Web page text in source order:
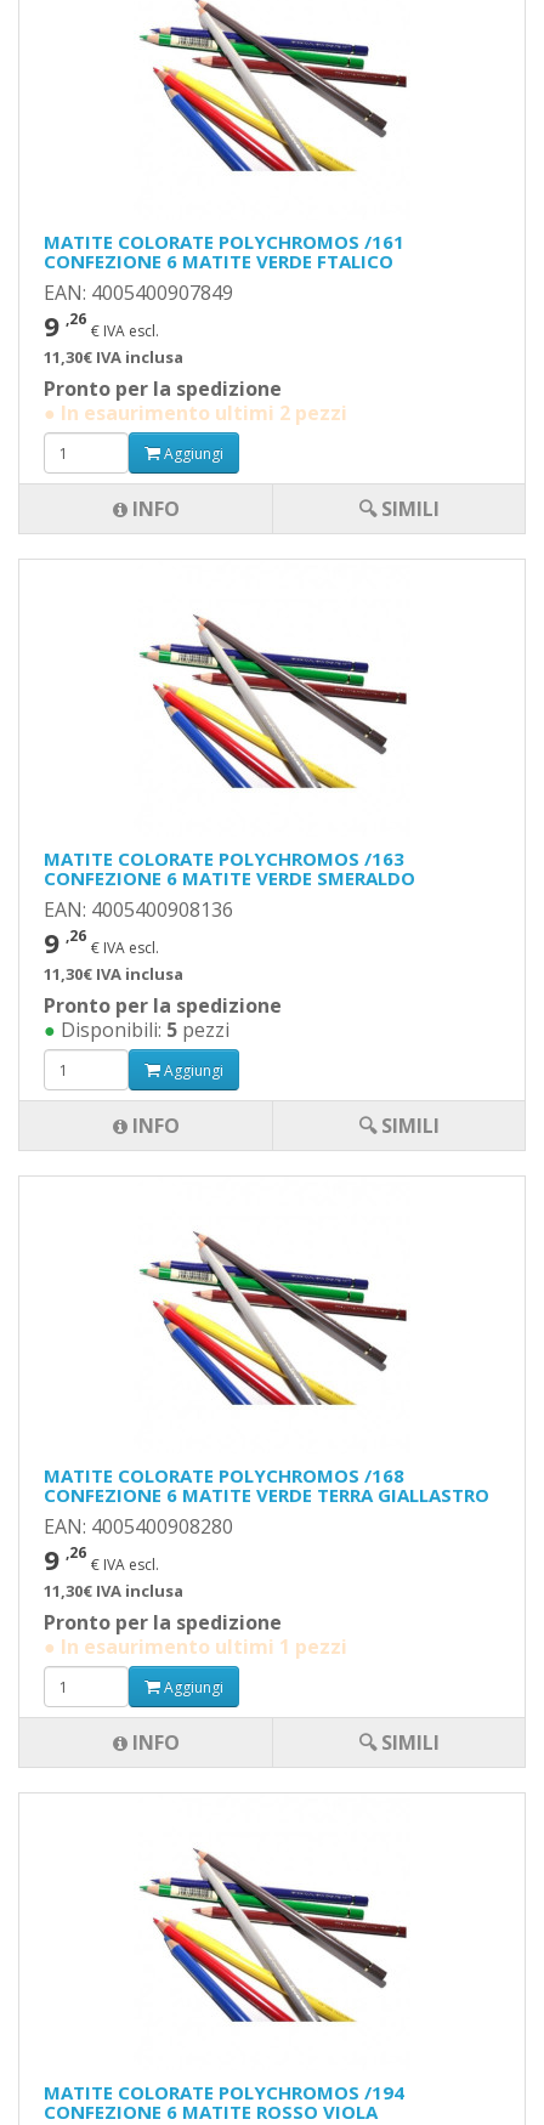
MATITE COLORATE POLYCHROMOS /161
CONFEZIONE 6 MATITE VERDE FTALICO
EAN: 4005400907849
9 ,26
€ IVA escl.
11,30€ IVA inclusa
Pronto per la spedizione
● In esaurimento ultimi 2 pezzi
Aggiungi
INFO 🔍 SIMILI
MATITE COLORATE POLYCHROMOS /163
CONFEZIONE 6 MATITE VERDE SMERALDO
EAN: 4005400908136
9 ,26
€ IVA escl.
11,30€ IVA inclusa
Pronto per la spedizione
● Disponibili: 5 pezzi
Aggiungi
INFO 🔍 SIMILI
MATITE COLORATE POLYCHROMOS /168
CONFEZIONE 6 MATITE VERDE TERRA GIALLASTRO
EAN: 4005400908280
9 ,26
€ IVA escl.
11,30€ IVA inclusa
Pronto per la spedizione
● In esaurimento ultimi 1 pezzi
Aggiungi
INFO 🔍 SIMILI
MATITE COLORATE POLYCHROMOS /194
CONFEZIONE 6 MATITE ROSSO VIOLA